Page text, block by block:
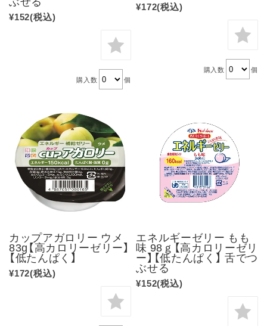
¥152(税込)
購入数 個
¥172(税込)
購入数 個
カップアガロリー ウメ
83g【高カロリーゼリー】
【低たんぱく】
¥172(税込)
エネルギーゼリー もも
味 98ｇ【高カロリーゼリ
ー】【低たんぱく】 舌でつ
ぶせる
¥152(税込)